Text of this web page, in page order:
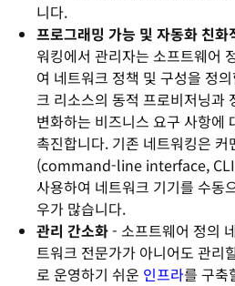
니다.
프로그래밍 가능 및 자동화 친화
워킹에서 관리자는 소프트웨어
여 네트워크 정책 및 구성을 정
크 리소스의 동적 프로비저닝과
변화하는 비즈니스 요구 사항에
촉진합니다. 기존 네트워킹은 커
(command-line interface,
사용하여 네트워크 기기를 수동
우가 많습니다.
관리 간소화- 소프트웨어 정의
트워크 전문가가 아니어도 관리
로 운영하기 쉬운 인프라를 구축